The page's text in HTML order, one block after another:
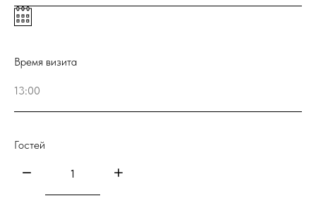
Время визита
Гостей